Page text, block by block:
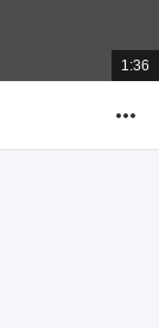
總
共
1:36